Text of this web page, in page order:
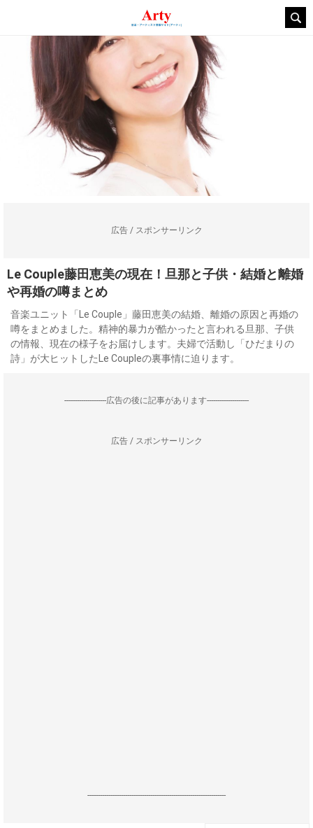
広告 / スポンサーリンク
Le Couple藤田恵美の現在！旦那と子供・結婚と離婚
や再婚の噂まとめ
音楽ユニット「Le Couple」藤田恵美の結婚、離婚の原因と再婚の
噂をまとめました。精神的暴力が酷かったと言われる旦那、子供
の情報、現在の様子をお届けします。夫婦で活動し「ひだまりの
詩」が大ヒットしたLe Coupleの裏事情に迫ります。
--------------------広告の後に記事があります--------------------
広告 / スポンサーリンク
------------------------------------------------------------------